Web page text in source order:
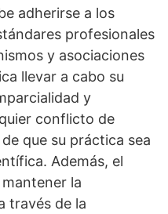
adherirse a los
profesionales
y asociaciones
llevar a cabo su
y
conflicto de
que su práctica sea
Además, el
la
través de la